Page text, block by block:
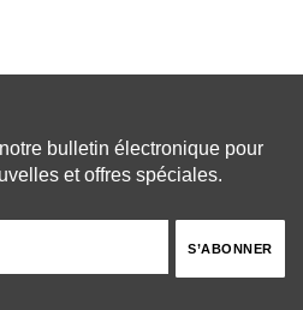
bulletin électronique pour
et offres spéciales.